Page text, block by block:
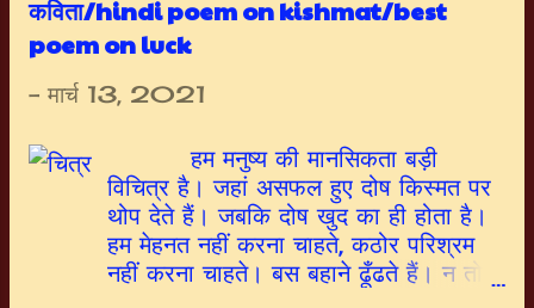
सकते। इसी रिश्ते के कुछ मीठे
अनुभव, अपनी पति पत्नी हास्य कविता के
माध्यम से प्रकट किए हैं। आशा है आनंद
आयेगा। धन्यवाद। पति पत्नी सप्ताहिक
धंधा हो गया, मनाने रूठने का। अब तो
डर सा लगा रहता है, रिश्ता टूटने का।।
कभी मायके चली जाऊँगी, तो कभी मरने
की धमकी। मैं ऊब गयी हूं तुमसे, अब ना
करुँगी तुम्हारे मन की।। अब वक्त आ
गया सजन, पाप का घड़ा फूटने का। अब
कविता/hindi poem on kishmat/best
poem on luck
- मार्च 13, 2021
हम मनुष्य की मानसिकता बड़ी
विचित्र है। जहां असफल हुए दोष किस्मत पर
थोप देते हैं। जबकि दोष खुद का ही होता है।
हम मेहनत नहीं करना चाहते, कठोर परिश्रम
नहीं करना चाहते। बस बहाने ढूँढते हैं। न तो